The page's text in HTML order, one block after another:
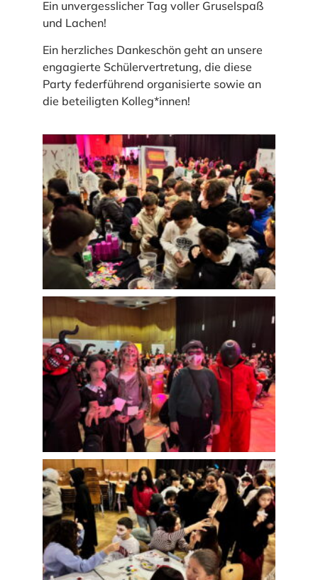
Ein unvergesslicher Tag voller Gruselspaß
und Lachen!
Ein herzliches Dankeschön geht an unsere
engagierte Schülervertretung, die diese
Party federführend organisierte sowie an
die beteiligten Kolleg*innen!